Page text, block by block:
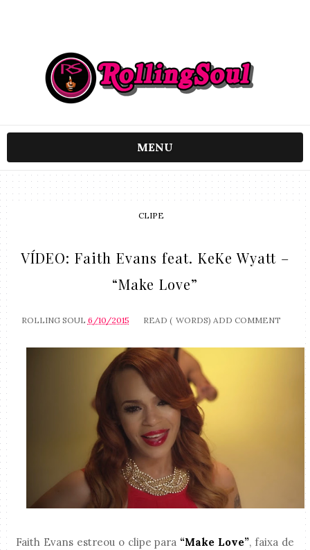
MENU
CLIPE
VÍDEO: Faith Evans feat. KeKe Wyatt –
“Make Love”
ROLLING SOUL 6/10/2015 READ ( WORDS) ADD COMMENT
Faith Evans estreou o clipe para “Make Love”, faixa de